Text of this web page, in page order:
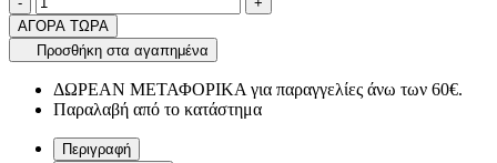
ΑΓΟΡΑ ΤΩΡΑ
Προσθήκη στα αγαπημένα
ΔΩΡΕΑΝ ΜΕΤΑΦΟΡΙΚΑ για παραγγελίες άνω των 60€.
Παραλαβή από το κατάστημα
Περιγραφή